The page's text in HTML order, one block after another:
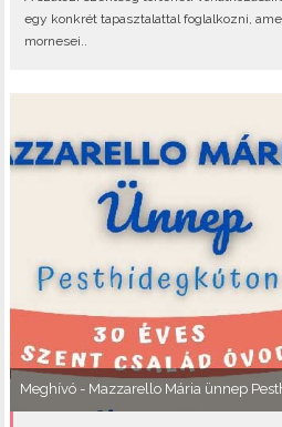
egy konkrét tapasztalattal foglalkozni,
mornesei..
Meghívó - Mazzarello Mária ünnep